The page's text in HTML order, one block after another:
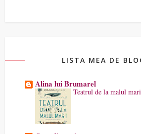
LISTA MEA DE
Alina lui Brumarel
Teatrul de la malul